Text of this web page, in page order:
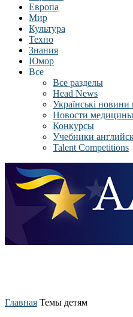
Европа
Мир
Культура
Техно
Знания
Юмор
Все
Все разделы
Head News
Українські новини
Новости медицины
Конкурсы
Учебники
Talent Competitions
Главная Темы детям